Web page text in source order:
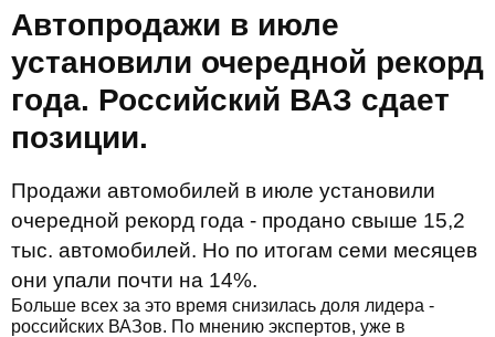
Автопродажи в июле
установили очередной рекорд
года. Российский ВАЗ сдает
позиции.
Продажи автомобилей в июле установили
очередной рекорд года - продано свыше 15,2
тыс. автомобилей. Но по итогам семи месяцев
они упали почти на 14%.
Больше всех за это время снизилась доля лидера -
российских ВАЗов. По мнению экспертов, уже в